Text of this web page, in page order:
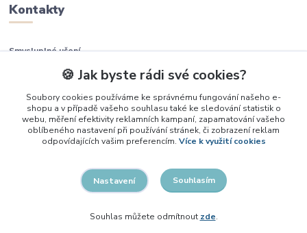
Kontakty
Smysluplné učení
+420 737 937 936
info@smysluplneuceni.cz
Vytvořeno na
Eshop-rychle.cz
🍪 Jak byste rádi své cookies?
Soubory cookies používáme ke správnému fungování našeho e-
shopu a v případě vašeho souhlasu také ke sledování statistik o
webu, měření efektivity reklamních kampaní, zapamatování vašeho
oblíbeného nastavení při používání stránek, či zobrazení reklam
odpovídajících vašim preferencím. Více k využití cookies
Nastavení Souhlasím
Souhlas můžete odmítnout zde.